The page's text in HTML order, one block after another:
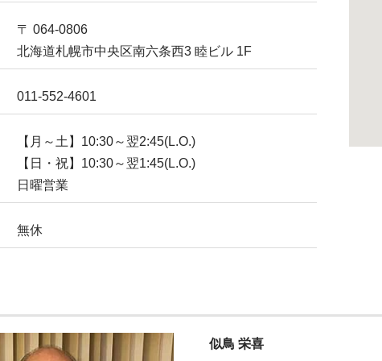
〒 064-0806
北海道札幌市中央区南六条西3 睦ビル 1F
011-552-4601
【月～土】10:30～翌2:45(L.O.)
【日・祝】10:30～翌1:45(L.O.)
日曜営業
無休
似鳥 栄喜